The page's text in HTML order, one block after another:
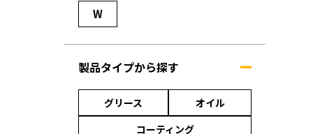
W
製品タイプから探す
グリース
オイル
コーティング